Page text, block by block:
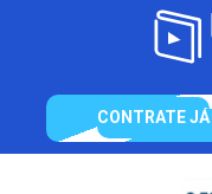
CONTRATE JÁ